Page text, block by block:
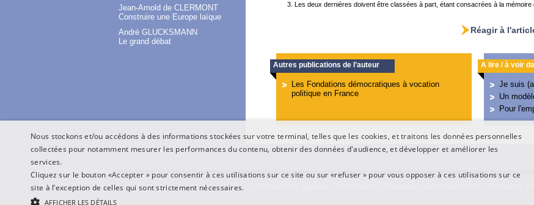
Jean-Arnold de CLERMONT
Construire une Europe laïque
André GLUCKSMANN
Le grand débat
Les deux dernières doivent être classées à part, étant consacrées à la mémoire
Réagir à
Autres publications de l’auteur
Les Fondations démocratiques à vocation
politique en France
A lire / à voir
Je suis
Un
Pour
Nous stockons et/ou accédons à des informations stockées sur votre terminal, telles que les cookies, et traitons les données personnelles
collectées pour notamment mesurer les performances du contenu, obtenir des données d'audience, et développer et améliorer les
services.
Cliquez sur le bouton «Accepter » pour consentir à ces utilisations sur ce site ou sur «refuser » pour vous opposer à ces utilisations sur ce
site à l’exception de celles qui sont strictement nécessaires.
AFFICHER LES DÉTAILS